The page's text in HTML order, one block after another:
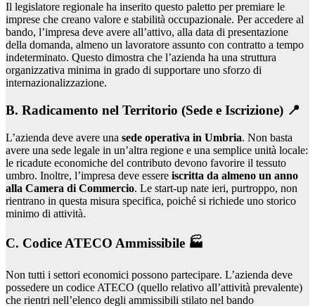
Il legislatore regionale ha inserito questo paletto per premiare le
imprese che creano valore e stabilità occupazionale. Per accedere al
bando, l’impresa deve avere all’attivo, alla data di presentazione
della domanda, almeno un lavoratore assunto con contratto a tempo
indeterminato. Questo dimostra che l’azienda ha una struttura
organizzativa minima in grado di supportare uno sforzo di
internazionalizzazione.
B. Radicamento nel Territorio (Sede e Iscrizione) 📍
L’azienda deve avere una sede operativa in Umbria. Non basta
avere una sede legale in un’altra regione e una semplice unità locale:
le ricadute economiche del contributo devono favorire il tessuto
umbro. Inoltre, l’impresa deve essere iscritta da almeno un anno
alla Camera di Commercio. Le start-up nate ieri, purtroppo, non
rientrano in questa misura specifica, poiché si richiede uno storico
minimo di attività.
C. Codice ATECO Ammissibile 🏭
Non tutti i settori economici possono partecipare. L’azienda deve
possedere un codice ATECO (quello relativo all’attività prevalente)
che rientri nell’elenco degli ammissibili stilato nel bando